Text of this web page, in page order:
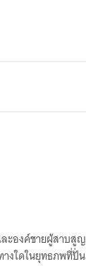
ะองค์ชายผู้สาบสูญ
างใดในยุทธภพที่ปั่น